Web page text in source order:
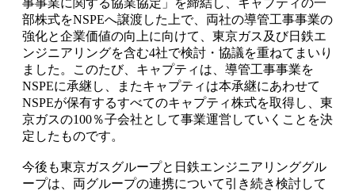
部株式をNSPEへ譲渡した上で、両社の導管工事事業の
強化と企業価値の向上に向けて、東京ガス及び日鉄エ
ンジニアリングを含む4社で検討・協議を重ねてまいり
ました。このたび、キャプティは、導管工事事業を
NSPEに承継し、またキャプティは本承継にあわせて
NSPEが保有するすべてのキャプティ株式を取得し、東
京ガスの100％子会社として事業運営していくことを決
定したものです。
今後も東京ガスグループと日鉄エンジニアリンググル
ープは、両グループの連携について引き続き検討して